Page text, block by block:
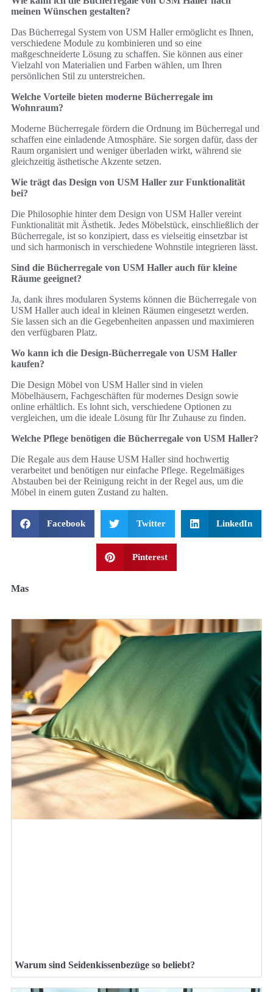
meinen Wünschen gestalten?
Das Bücherregal System von USM Haller ermöglicht es Ihnen,
verschiedene Module zu kombinieren und so eine
maßgeschneiderte Lösung zu schaffen. Sie können aus einer
Vielzahl von Materialien und Farben wählen, um Ihren
persönlichen Stil zu unterstreichen.
Welche Vorteile bieten moderne Bücherregale im
Wohnraum?
Moderne Bücherregale fördern die Ordnung im Bücherregal und
schaffen eine einladende Atmosphäre. Sie sorgen dafür, dass der
Raum organisiert und weniger überladen wirkt, während sie
gleichzeitig ästhetische Akzente setzen.
Wie trägt das Design von USM Haller zur Funktionalität
bei?
Die Philosophie hinter dem Design von USM Haller vereint
Funktionalität mit Ästhetik. Jedes Möbelstück, einschließlich der
Bücherregale, ist so konzipiert, dass es vielseitig einsetzbar ist
und sich harmonisch in verschiedene Wohnstile integrieren lässt.
Sind die Bücherregale von USM Haller auch für kleine
Räume geeignet?
Ja, dank ihres modularen Systems können die Bücherregale von
USM Haller auch ideal in kleinen Räumen eingesetzt werden.
Sie lassen sich an die Gegebenheiten anpassen und maximieren
den verfügbaren Platz.
Wo kann ich die Design-Bücherregale von USM Haller
kaufen?
Die Design Möbel von USM Haller sind in vielen
Möbelhäusern, Fachgeschäften für modernes Design sowie
online erhältlich. Es lohnt sich, verschiedene Optionen zu
vergleichen, um die ideale Lösung für Ihr Zuhause zu finden.
Welche Pflege benötigen die Bücherregale von USM Haller?
Die Regale aus dem Hause USM Haller sind hochwertig
verarbeitet und benötigen nur einfache Pflege. Regelmäßiges
Abstauben bei der Reinigung reicht in der Regel aus, um die
Möbel in einem guten Zustand zu halten.
Facebook Twitter LinkedIn
Pinterest
Mas
Warum sind Seidenkissenbezüge so beliebt?